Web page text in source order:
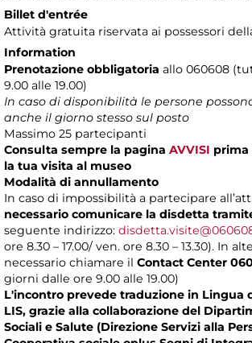
Billet d'entrée
Attività gratuita riservata ai possessori
Information
Prenotazione obbligatoria allo 060608
9.00 alle 19.00)
In caso di disponibilità le persone
anche il giorno stesso sul posto
Massimo 25 partecipanti
Consulta sempre la pagina AVVISI prima
la tua visita al museo
Modalità di annullamento
In caso di impossibilità a partecipare
necessario comunicare la disdetta
seguente indirizzo:
ore 8.30 – 17.00/ ven. ore 8.30 – 13.30). In
necessario chiamare il Contact Center
giorni dalle ore 9.00 alle 19.00)
L'incontro prevede traduzione in Lingua
LIS, grazie alla collaborazione del
Sociali e Salute (Direzione Servizi alla